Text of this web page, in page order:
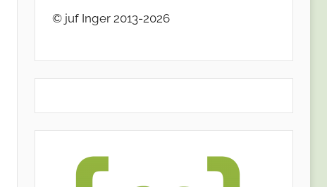
© juf Inger 2013-2026